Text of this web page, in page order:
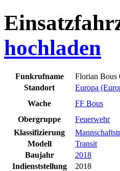
hochladen
Funkrufname Florian Bous
Standort
Europa
Wache
FF Bous
Obergruppe
Feuerwehr
Klassifizierung
Modell
Transit
Baujahr
2018
Indienststellung
2018